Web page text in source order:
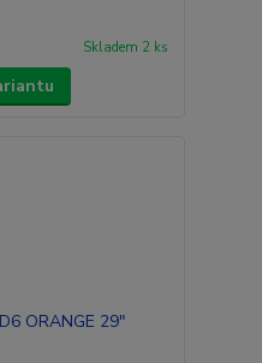
Skladem 2 ks